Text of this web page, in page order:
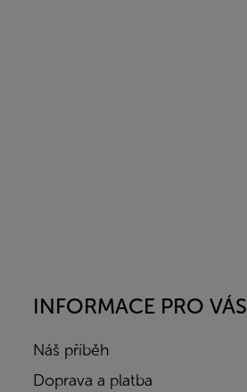
INFORMACE PRO VÁS
Náš příběh
Doprava a platba